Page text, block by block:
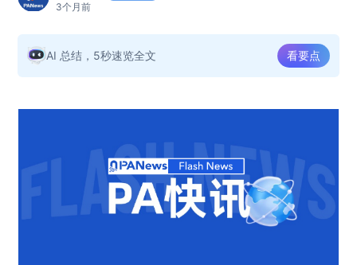
3个月前
AI 总结，5秒速览全文 看要点